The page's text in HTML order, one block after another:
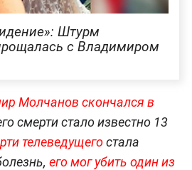
Штурм
с Владимиром
Молчанов скончался в
смерти стало известно 13
телеведущегостала
его мог убить один из